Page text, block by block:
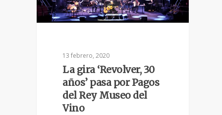
13 febrero, 2020
La gira ‘Revolver, 30
años’ pasa por Pagos
del Rey Museo del
Vino